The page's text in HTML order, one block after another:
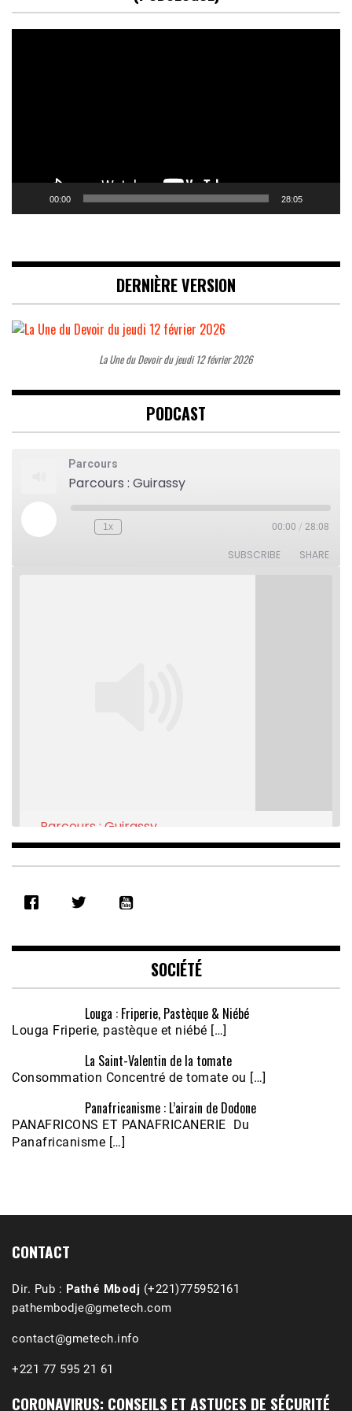
00:00 28:05
DERNIÈRE VERSION
La Une du Devoir du jeudi 12 février 2026
PODCAST
Parcours
Parcours : Guirassy
Play
Episode
Rewind
1x 00:00 / 28:08
SUBSCRIBE SHARE
RSS FEED
EMBED
Parcours : Guirassy
Feb 16, 2021 • 28:08
Écoutez le parcours de Claudiane Kapia
Nobana (Podologue)
Feb 24, 2021 • 28mn
SOCIÉTÉ
Louga : Friperie, Pastèque & Niébé
Louga Friperie, pastèque et niébé […]
La Saint-Valentin de la tomate
Consommation Concentré de tomate ou […]
Panafricanisme : L’airain de Dodone
PANAFRICONS ET PANAFRICANERIE Du
Panafricanisme […]
CONTACT
Dir. Pub : Pathé Mbodj (+221)775952161
pathembodje@gmetech.com
contact@gmetech.info
+221 77 595 21 61
CORONAVIRUS: CONSEILS ET ASTUCES DE SÉCURITÉ